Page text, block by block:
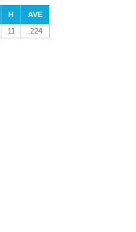
H
AVE
11 .224